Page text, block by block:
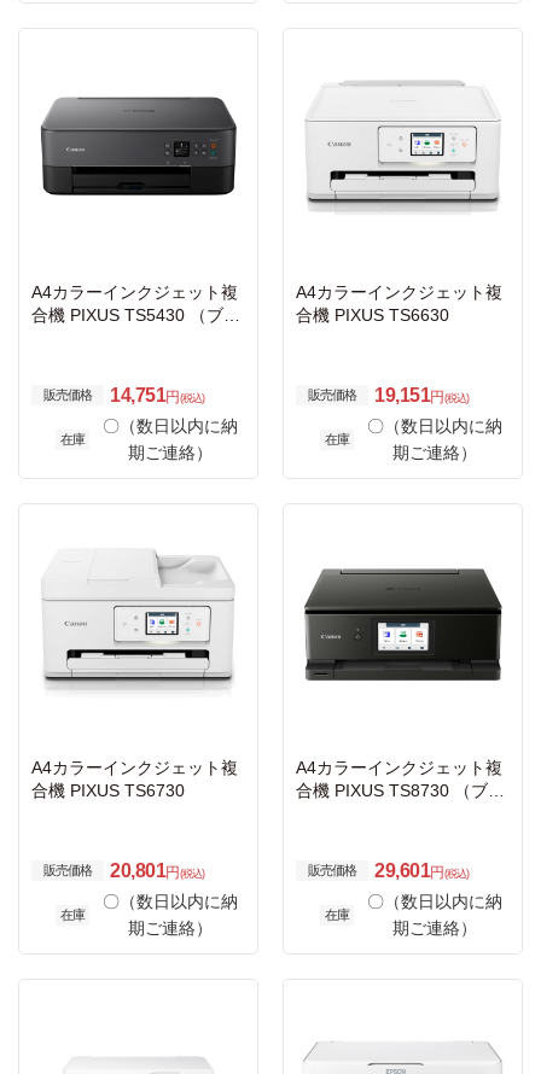
A4カラーインクジェット複
合機 PIXUS TS5430 （ブラ
販売価格 14,751円 (税込)
在庫
〇（数日以内に納
期ご連絡）
A4カラーインクジェット複
合機 PIXUS TS6630
販売価格 19,151円 (税込)
在庫
〇（数日以内に納
期ご連絡）
A4カラーインクジェット複
合機 PIXUS TS6730
販売価格 20,801円 (税込)
在庫
〇（数日以内に納
期ご連絡）
A4カラーインクジェット複
合機 PIXUS TS8730 （ブラ
販売価格 29,601円 (税込)
在庫
〇（数日以内に納
期ご連絡）